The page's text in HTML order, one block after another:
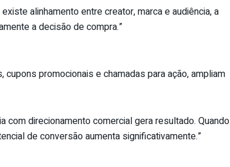
alinhamento entre creator, marca e audiência, a
a decisão de compra.”
promocionais e chamadas para ação, ampliam
com direcionamento comercial gera resultado. Quando
de conversão aumenta significativamente.”